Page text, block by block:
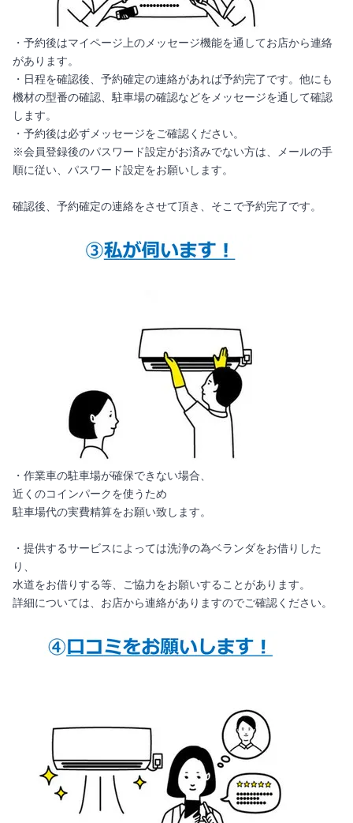
・予約後はマイページ上のメッセージ機能を通してお店から連絡
があります。
・日程を確認後、予約確定の連絡があれば予約完了です。他にも
機材の型番の確認、駐車場の確認などをメッセージを通して確認
します。
・予約後は必ずメッセージをご確認ください。
※会員登録後のパスワード設定がお済みでない方は、メールの手
順に従い、パスワード設定をお願いします。
確認後、予約確定の連絡をさせて頂き、そこで予約完了です。
・作業車の駐車場が確保できない場合、
近くのコインパークを使うため
駐車場代の実費精算をお願い致します。
・提供するサービスによっては洗浄の為ベランダをお借りした
り、
水道をお借りする等、ご協力をお願いすることがあります。
詳細については、お店から連絡がありますのでご確認ください。